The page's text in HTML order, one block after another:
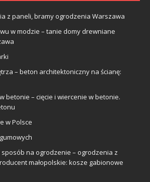
z paneli, bramy ogrodzenia Warszawa
w modzie – tanie domy drewniane
– beton architektoniczny na ścianę:
betonie – cięcie i wiercenie w betonie.
w Polsce
na ogrodzenie – ogrodzenia z
małopolskie: kosze gabionowe